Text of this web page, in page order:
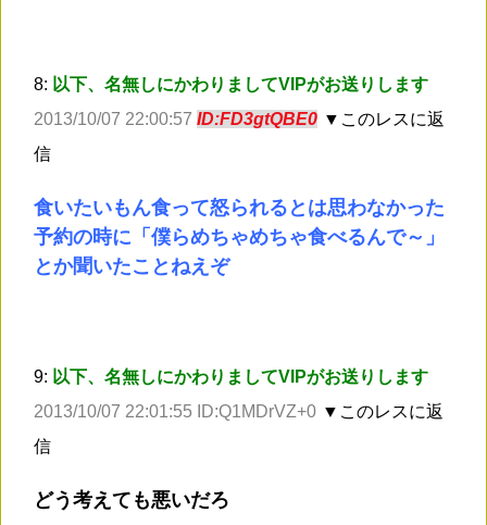
8: 以下、名無しにかわりましてVIPがお送りします
2013/10/07 22:00:57 ID:FD3gtQBE0 ▼このレスに返
信
食いたいもん食って怒られるとは思わなかった
予約の時に「僕らめちゃめちゃ食べるんで～」
とか聞いたことねえぞ
9: 以下、名無しにかわりましてVIPがお送りします
2013/10/07 22:01:55 ID:Q1MDrVZ+0 ▼このレスに返
信
どう考えても悪いだろ